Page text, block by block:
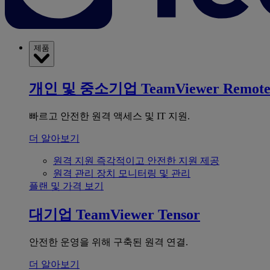
제품
개인 및 중소기업 TeamViewer Remote
빠르고 안전한 원격 액세스 및 IT 지원.
더 알아보기
원격 지원 즉각적이고 안전한 지원 제공
원격 관리 장치 모니터링 및 관리
플랜 및 가격 보기
대기업 TeamViewer Tensor
안전한 운영을 위해 구축된 원격 연결.
더 알아보기